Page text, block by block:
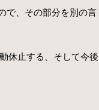
で、その部分を別の言
休止する、そして今後